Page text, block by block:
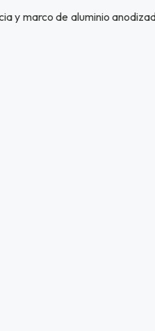
y marco de aluminio